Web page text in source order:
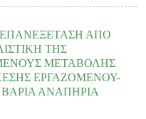
ΕΠΑΝΕΞΕΤΑΣΗ ΑΠΟ
ΤΗΣ
ΜΕΤΑΒΟΛΗΣ
ΕΡΓΑΖΟΜΕΝΟΥ-
ΑΝΑΠΗΡΙΑ